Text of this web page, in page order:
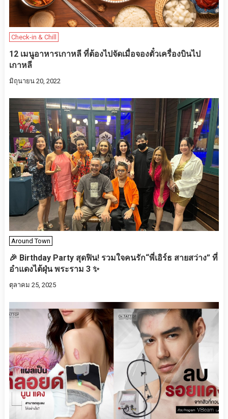
Check-in & Chill
12 เมนูอาหารเกาหลี ที่ต้องไปจัดเมื่อจองตั๋วเครื่องบินไป
เกาหลี
มิถุนายน 20, 2022
Around Town
🎉 Birthday Party สุดฟิน! รวมใจคนรัก“พี่เอิร์ธ สายสว่าง” ที่
อำแดงไต้ฝุ่น พระราม 3 ✨
ตุลาคม 25, 2025